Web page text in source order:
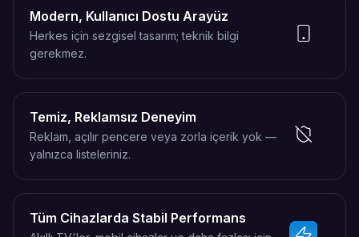
Modern, Kullanıcı Dostu Arayüz
Herkes için sezgisel tasarım; teknik bilgi
gerekmez.
Temiz, Reklamsız Deneyim
Reklam, açılır pencere veya zorla içerik yok —
yalnızca listeleriniz.
Tüm Cihazlarda Stabil Performans